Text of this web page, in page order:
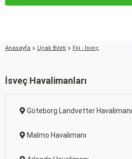
Anasayfa Uçak Bileti Fiji - İsveç
İsveç Havalimanları
Göteborg Landvetter Havalimanı
Malmo Havalimanı